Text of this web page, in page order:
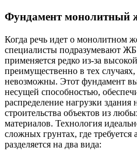
Фундамент монолитный
Когда речь идет о монолитном
специалисты подразумевают
применяется редко из-за
преимущественно в тех
невозможны. Этот фундамент
несущей способностью,
распределение нагрузки здания
строительства объектов из
материалов. Технология
сложных грунтах, где
разделяется на два вида: